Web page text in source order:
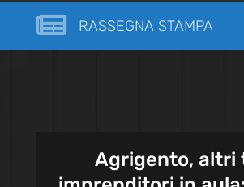
 RASSEGNA STAMPA
Agrigento, altri